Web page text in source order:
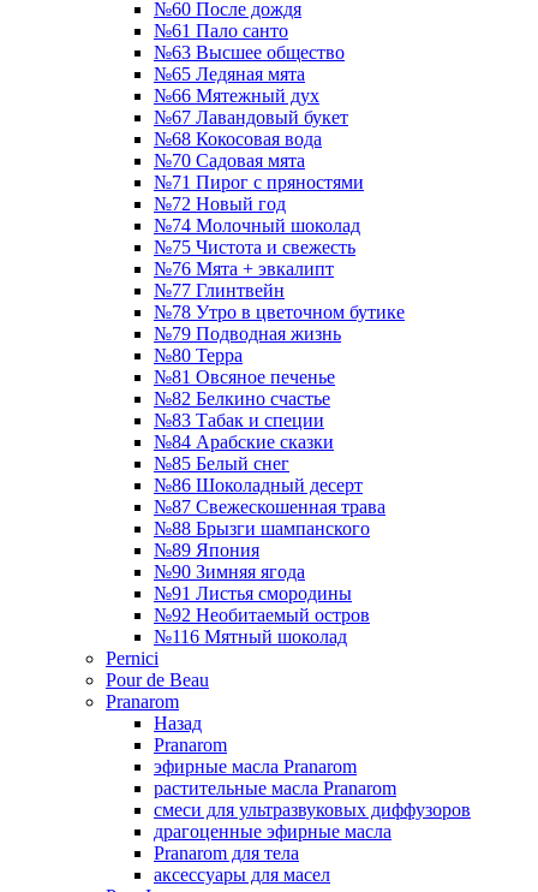
№60 После дождя
№61 Пало санто
№63 Высшее общество
№65 Ледяная мята
№66 Мятежный дух
№67 Лавандовый букет
№68 Кокосовая вода
№70 Садовая мята
№71 Пирог с пряностями
№72 Новый год
№74 Молочный шоколад
№75 Чистота и свежесть
№76 Мята + эвкалипт
№77 Глинтвейн
№78 Утро в цветочном бутике
№79 Подводная жизнь
№80 Терра
№81 Овсяное печенье
№82 Белкино счастье
№83 Табак и специи
№84 Арабские сказки
№85 Белый снег
№86 Шоколадный десерт
№87 Свежескошенная трава
№88 Брызги шампанского
№89 Япония
№90 Зимняя ягода
№91 Листья смородины
№92 Необитаемый остров
№116 Мятный шоколад
Pernici
Pour de Beau
Pranarom
Назад
Pranarom
эфирные масла Pranarom
растительные масла Pranarom
смеси для ультразвуковых диффузоров
драгоценные эфирные масла
Pranarom для тела
аксессуары для масел